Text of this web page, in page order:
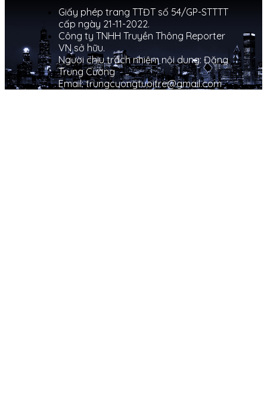
Giấy phép trang TTĐT số 54/GP-STTTT
cấp ngày 21-11-2022.
Công ty TNHH Truyền Thông Reporter
VN sở hữu.
Người chịu trách nhiệm nội dung: Đặng
Trung Cường
Email: trungcuongtuoitre@gmail.com